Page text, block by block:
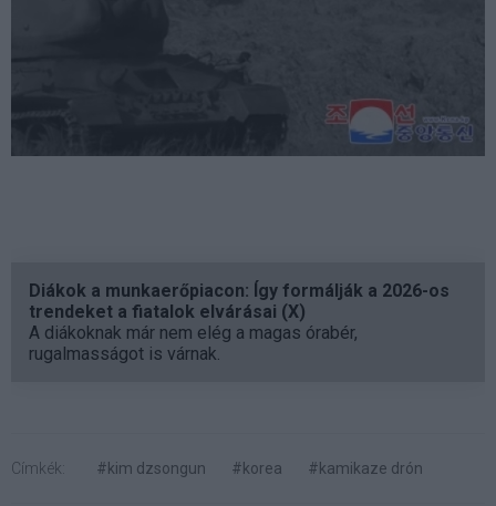
Diákok a munkaerőpiacon: Így formálják a 2026-os
trendeket a fiatalok elvárásai (X)
A diákoknak már nem elég a magas órabér,
rugalmasságot is várnak.
Címkék: #kim dzsongun #korea #kamikaze drón